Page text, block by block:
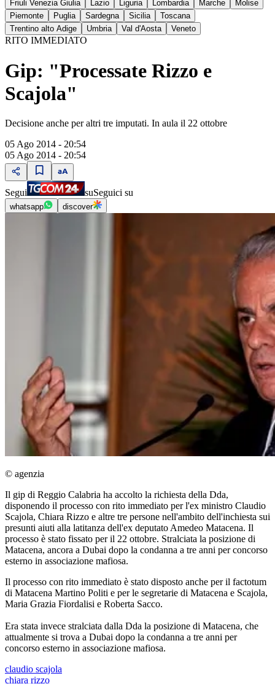
Friuli Venezia Giulia
Lazio Liguria Lombardia Marche
Molise
Piemonte
Puglia Sardegna Sicilia
Toscana
Trentino alto Adige
Umbria Val d'Aosta Veneto
RITO IMMEDIATO
Gip: "Processate Rizzo e
Scajola"
Decisione anche per altri tre imputati. In aula il 22 ottobre
05 Ago 2014 - 20:54
05 Ago 2014 - 20:54
Segui suSeguici su
whatsapp discover
© agenzia
Il gip di Reggio Calabria ha accolto la richiesta della Dda,
disponendo il processo con rito immediato per l'ex ministro Claudio
Scajola, Chiara Rizzo e altre tre persone nell'ambito dell'inchiesta sui
presunti aiuti alla latitanza dell'ex deputato Amedeo Matacena. Il
processo è stato fissato per il 22 ottobre. Stralciata la posizione di
Matacena, ancora a Dubai dopo la condanna a tre anni per concorso
esterno in associazione mafiosa.
Il processo con rito immediato è stato disposto anche per il factotum
di Matacena Martino Politi e per le segretarie di Matacena e Scajola,
Maria Grazia Fiordalisi e Roberta Sacco.
Era stata invece stralciata dalla Dda la posizione di Matacena, che
attualmente si trova a Dubai dopo la condanna a tre anni per
concorso esterno in associazione mafiosa.
claudio scajola
chiara rizzo